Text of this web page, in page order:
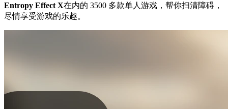
Entropy Effect X在内的 3500 多款单人游戏，帮你扫清障碍，
尽情享受游戏的乐趣。